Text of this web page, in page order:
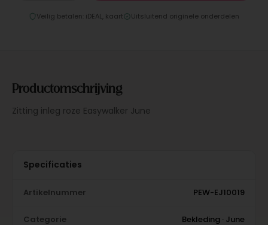
Veilig betalen: iDEAL, kaart Uitsluitend originele onderdelen
Productomschrijving
Zitting inleg roze Easywalker June
Specificaties
Artikelnummer PEW-EJ10019
Categorie Bekleding · June